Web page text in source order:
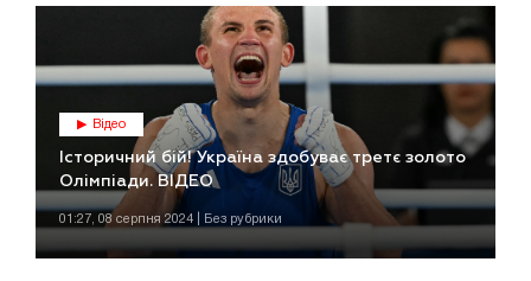
Відео
Історичний бій! Україна здобуває третє золото
Олімпіади. ВІДЕО
01:27, 08 серпня 2024 | Без рубрики